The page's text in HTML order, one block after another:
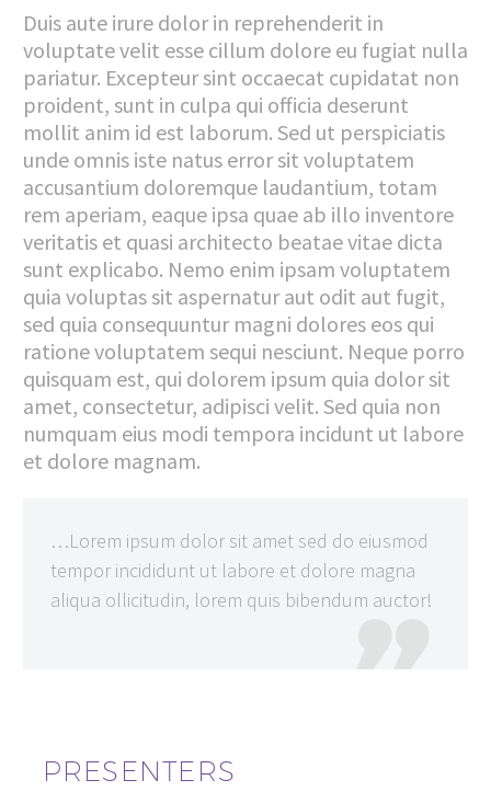
Duis aute irure dolor in reprehenderit in
voluptate velit esse cillum dolore eu fugiat nulla
pariatur. Excepteur sint occaecat cupidatat non
proident, sunt in culpa qui officia deserunt
mollit anim id est laborum. Sed ut perspiciatis
unde omnis iste natus error sit voluptatem
accusantium doloremque laudantium, totam
rem aperiam, eaque ipsa quae ab illo inventore
veritatis et quasi architecto beatae vitae dicta
sunt explicabo. Nemo enim ipsam voluptatem
quia voluptas sit aspernatur aut odit aut fugit,
sed quia consequuntur magni dolores eos qui
ratione voluptatem sequi nesciunt. Neque porro
quisquam est, qui dolorem ipsum quia dolor sit
amet, consectetur, adipisci velit. Sed quia non
numquam eius modi tempora incidunt ut labore
et dolore magnam.
…Lorem ipsum dolor sit amet sed do eiusmod
tempor incididunt ut labore et dolore magna
aliqua ollicitudin, lorem quis bibendum auctor!
PRESENTERS